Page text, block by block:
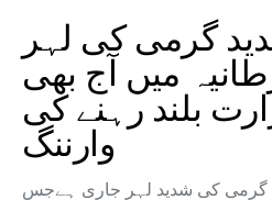
گرمی کی لہر
میں آج بھی
بلند رہنے کی
وارننگ
گرمی کی شدید لہر جاری ہےجس